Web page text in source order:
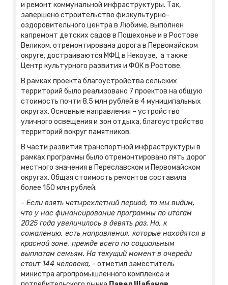
и ремонт коммунальной инфраструктуры. Так,
завершено строительство физкультурно-
оздоровительного центра в Любиме, выполнен
капремонт детских садов в Пошехонье и в Ростове
Великом, отремонтирована дорога в Первомайском
округе, достраиваются МФЦ в Некоузе, а также
Центр культурного развития и ФОК в Ростове.
В рамках проекта благоустройства сельских
территорий было реализовано 7 проектов на общую
стоимость почти 8,5 млн рублей в 4 муниципальных
округах. Основные направления – устройство
уличного освещения и зон отдыха, благоустройство
территорий вокруг памятников.
В части развития транспортной инфраструктуры в
рамках программы было отремонтировано пять дорог
местного значения в Переславском и Первомайском
округах. Общая стоимость ремонтов составила
более 150 млн рублей.
- Если взять четырехлетний период, то мы видим,
что у нас финансирование программы по итогам
2025 года увеличилось в девять раз. Но, к
сожалению, есть направления, которые находятся в
красной зоне, прежде всего по социальным
выплатам семьям. На текущий момент в очереди
стоит 144 человека, - отметил заместитель
министра агропромышленного комплекса и